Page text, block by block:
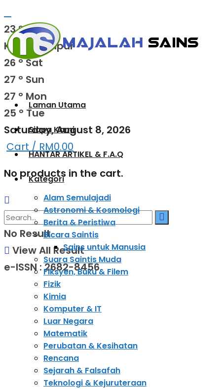
23°c
Kuala Lumpur
26 °Sat
27 ° Sun
27 ° Mon
25 ° Tue
Saturday, August 8, 2026
Cart / RM0.00
No products in the cart.
No Result
View All Result
e-ISSN : 2682-8456
Laman Utama
Siapa Kami
HANTAR ARTIKEL & F.A.Q
Kategori
Alam Semulajadi
Astronomi & Kosmologi
Berita & Peristiwa
Bicara Saintis
Sains untuk Manusia
Suara Saintis Muda
Fiksyen, Buku & Filem
Fizik
Kimia
Komputer & IT
Luar Negara
Matematik
Perubatan & Kesihatan
Rencana
Sejarah & Falsafah
Teknologi & Kejuruteraan